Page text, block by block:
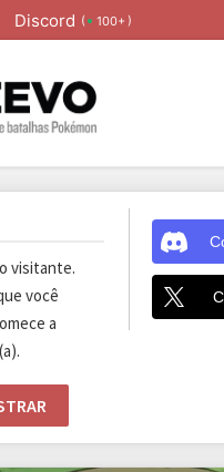
Discord ( 100+ )
visitante.
você
a